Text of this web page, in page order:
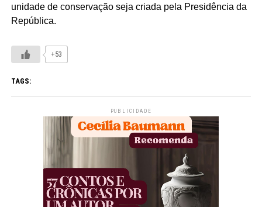
unidade de conservação seja criada pela Presidência da
República.
+53
TAGS:
PUBLICIDADE